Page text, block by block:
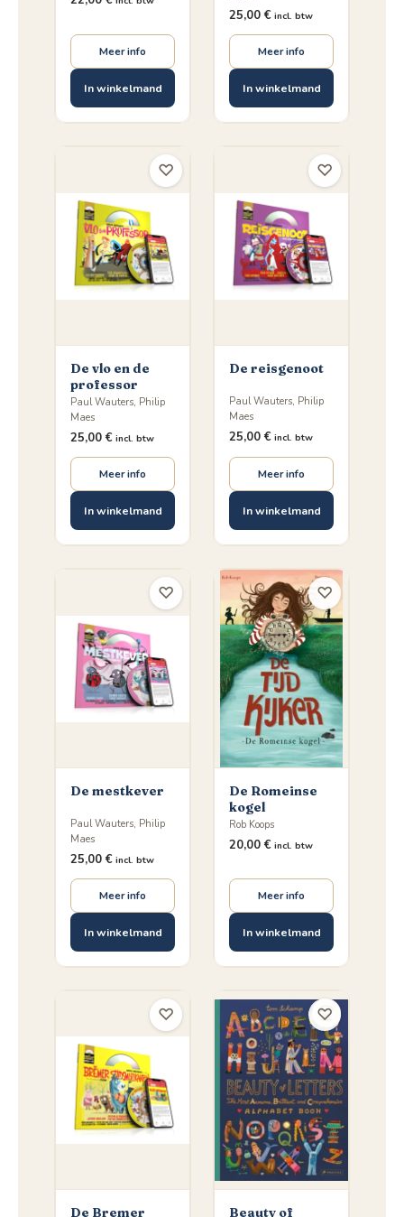
Meer info
In winkelmand
25,00 € incl. btw
Meer info
In winkelmand
De vlo en de
professor
Paul Wauters, Philip
Maes
25,00 € incl. btw
Meer info
In winkelmand
♡
De reisgenoot
Paul Wauters, Philip
Maes
25,00 € incl. btw
Meer info
In winkelmand
♡
De mestkever
Paul Wauters, Philip
Maes
25,00 € incl. btw
Meer info
In winkelmand
♡
De Romeinse
kogel
Rob Koops
20,00 € incl. btw
Meer info
In winkelmand
♡
De Bremer
♡
Beauty of
♡